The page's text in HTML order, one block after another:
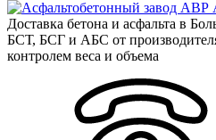
Доставка бетона и асфальта в
БСТ, БСГ и АБС от
контролем веса и объема